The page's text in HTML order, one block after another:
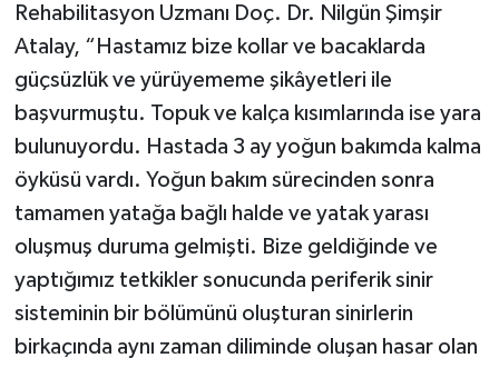
Rehabilitasyon Uzmanı Doç. Dr. Nilgün Şimşir
Atalay, “Hastamız bize kollar ve bacaklarda
güçsüzlük ve yürüyememe şikâyetleri ile
başvurmuştu. Topuk ve kalça kısımlarında ise yara
bulunuyordu. Hastada 3 ay yoğun bakımda kalma
öyküsü vardı. Yoğun bakım sürecinden sonra
tamamen yatağa bağlı halde ve yatak yarası
oluşmuş duruma gelmişti. Bize geldiğinde ve
yaptığımız tetkikler sonucunda periferik sinir
sisteminin bir bölümünü oluşturan sinirlerin
birkaçında aynı zaman diliminde oluşan hasar olan